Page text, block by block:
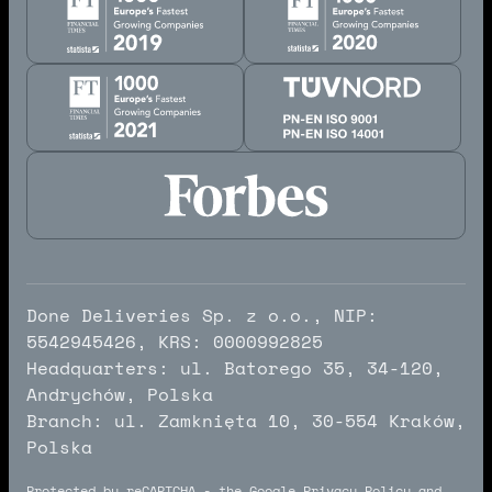
Done Deliveries Sp. z o.o., NIP:
5542945426, KRS: 0000992825
Headquarters: ul. Batorego 35, 34-120,
Andrychów, Polska
Branch: ul. Zamknięta 10, 30-554 Kraków,
Polska